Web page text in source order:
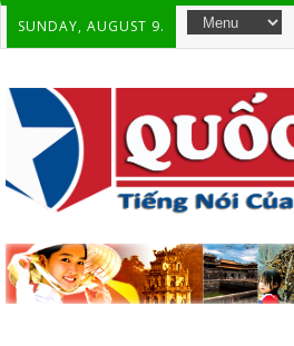
SUNDAY, AUGUST 9.